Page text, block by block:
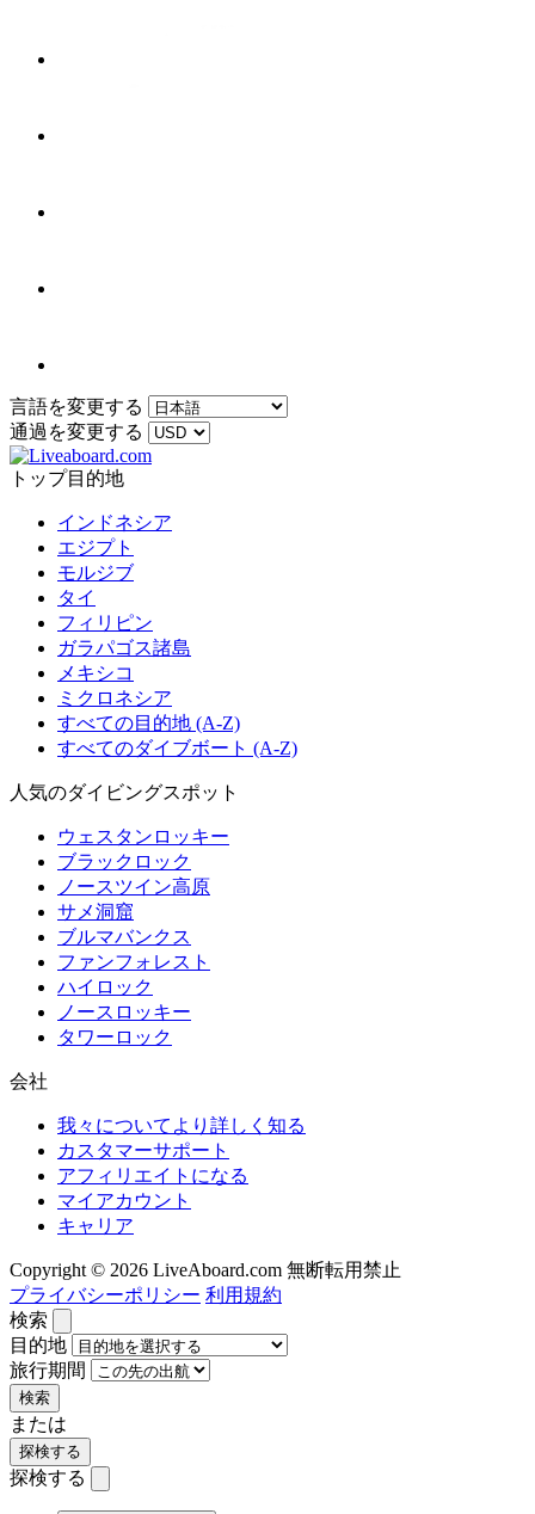
言語を変更する
通過を変更する
トップ目的地
インドネシア
エジプト
モルジブ
タイ
フィリピン
ガラパゴス諸島
メキシコ
ミクロネシア
すべての目的地 (A-Z)
すべてのダイブボート (A-Z)
人気のダイビングスポット
ウェスタンロッキー
ブラックロック
ノースツイン高原
サメ洞窟
ブルマバンクス
ファンフォレスト
ハイロック
ノースロッキー
タワーロック
会社
我々についてより詳しく知る
カスタマーサポート
アフィリエイトになる
マイアカウント
キャリア
Copyright © 2026 LiveAboard.com 無断転用禁止
プライバシーポリシー 利用規約
検索
目的地
旅行期間
検索
または
探検する
探検する